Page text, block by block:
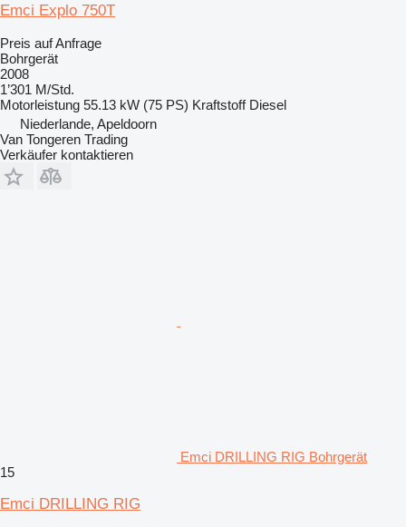
Emci Explo 750T
Preis auf Anfrage
Bohrgerät
2008
1’301 M/Std.
Motorleistung 55.13 kW (75 PS) Kraftstoff Diesel
Niederlande, Apeldoorn
Van Tongeren Trading
Verkäufer kontaktieren
Emci DRILLING RIG Bohrgerät
15
Emci DRILLING RIG